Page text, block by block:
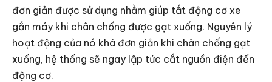
đơn giản được sử dụng nhằm giúp tắt động cơ xe
gắn máy khi chân chống được gạt xuống. Nguyên lý
hoạt động của nó khá đơn giản khi chân chống gạt
xuống, hệ thống sẽ ngay lập tức cắt nguồn điện đến
động cơ.